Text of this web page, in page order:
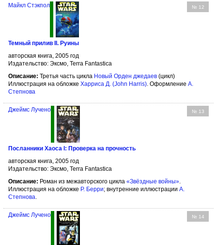
№ 12
Майкл Стэкпол
Темный прилив II. Руины
авторская книга, 2005 год
Издательство: Эксмо, Terra Fantastica
Описание: Третья часть цикла Новый Орден джедаев (цикл)
Иллюстрация на обложке Харриса Д. (John Harris). Оформление А.
Степнова
№ 13
Джеймс Лучено
Посланники Хаоса I: Проверка на прочность
авторская книга, 2005 год
Издательство: Эксмо, Terra Fantastica
Описание: Роман из межавторского цикла «Звёздные войны».
Иллюстрация на обложке Р. Берри; внутренние иллюстрации А.
Степнова.
№ 14
Джеймс Лучено